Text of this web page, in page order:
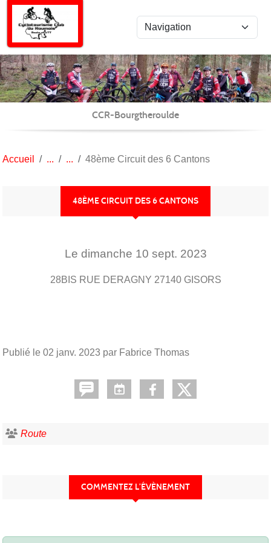
CCR-Bourgtheroulde
Accueil 48ème Circuit des 6 Cantons
48ÈME CIRCUIT DES 6 CANTONS
Le dimanche 10 sept. 2023
28BIS RUE DERAGNY 27140 GISORS
Publié le 02 janv. 2023 par Fabrice Thomas
Route
COMMENTEZ L’ÉVÈNEMENT
Panneau de gestion des cookies